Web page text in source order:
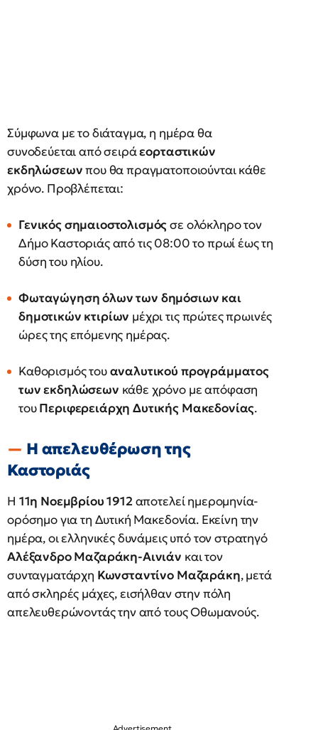
Σύμφωνα με το διάταγμα, η ημέρα θα
συνοδεύεται από σειράεορταστικών
εκδηλώσεωνπου θα πραγματοποιούνται κάθε
χρόνο. Προβλέπεται:
Γενικός σημαιοστολισμόςσε ολόκληρο τον
Δήμο Καστοριάς από τις 08:00 το πρωί έως τη
δύση του ηλίου.
Φωταγώγηση όλων των δημόσιων και
δημοτικών κτιρίων μέχρι τις πρώτες πρωινές
ώρες της επόμενης ημέρας.
Καθορισμός τουαναλυτικού προγράμματος
των εκδηλώσεων κάθε χρόνο με απόφαση
τουΠεριφερειάρχη Δυτικής Μακεδονίας.
Η απελευθέρωση της
Καστοριάς
Η 11η Νοεμβρίου 1912αποτελεί ημερομηνία-
ορόσημο για τη Δυτική Μακεδονία. Εκείνη την
ημέρα, οι ελληνικές δυνάμεις υπό τον στρατηγό
Αλέξανδρο Μαζαράκη-Αινιάν και τον
συνταγματάρχη Κωνσταντίνο Μαζαράκη, μετά
από σκληρές μάχες, εισήλθαν στην πόλη
απελευθερώνοντάς την από τους Οθωμανούς.